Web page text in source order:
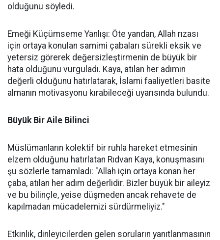
olduğunu söyledi.
Emeği Küçümseme Yanlışı: Öte yandan, Allah rızası
için ortaya konulan samimi çabaları sürekli eksik ve
yetersiz görerek değersizleştirmenin de büyük bir
hata olduğunu vurguladı. Kaya, atılan her adımın
değerli olduğunu hatırlatarak, İslami faaliyetleri basite
almanın motivasyonu kırabileceği uyarısında bulundu.
Büyük Bir Aile Bilinci
Müslümanların kolektif bir ruhla hareket etmesinin
elzem olduğunu hatırlatan Rıdvan Kaya, konuşmasını
şu sözlerle tamamladı: "Allah için ortaya konan her
çaba, atılan her adım değerlidir. Bizler büyük bir aileyiz
ve bu bilinçle, yeise düşmeden ancak rehavete de
kapılmadan mücadelemizi sürdürmeliyiz."
Etkinlik, dinleyicilerden gelen soruların yanıtlanmasının